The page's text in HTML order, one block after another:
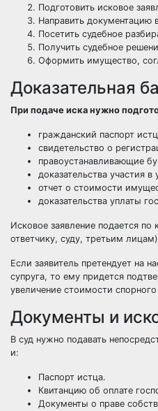
Подготовить исковое
Направить документацию
Посетить судебное
Получить судебное
Оформить имущество,
Доказательная
При подаче иска нужно
гражданский паспорт
свидетельство о
правоустанавливающие
доказательства участия
отчет о стоимости
доказательства уплаты
Исковое заявление подается по
ответчику, суду, третьим
Если заявитель претендует на
супруга, то ему придется
увеличение стоимости
Документы и
В суд нужно подавать
и:
Паспорт истца.
Квитанцию об оплате
Документы о праве